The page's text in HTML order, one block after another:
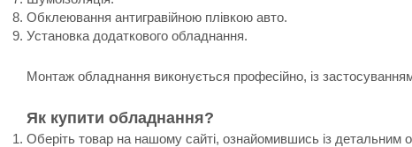
Обклеювання антигравійною плівкою авто.
Установка додаткового обладнання.
Монтаж обладнання виконується професійно, із
Як купити обладнання?
Оберіть товар на нашому сайті, ознайомившись із детальним